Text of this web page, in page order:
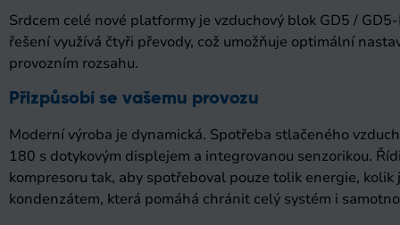
Srdcem celé nové platformy je vzduchový blok GD5 /
řešení využívá čtyři převody, což umožňuje optimální
provozním rozsahu.
Přizpůsobí se vašemu provozu
Moderní výroba je dynamická. Spotřeba stlačeného
180 s dotykovým displejem a integrovanou senzorikou.
kompresoru tak, aby spotřeboval pouze tolik energie,
kondenzátem, která pomáhá chránit celý systém i